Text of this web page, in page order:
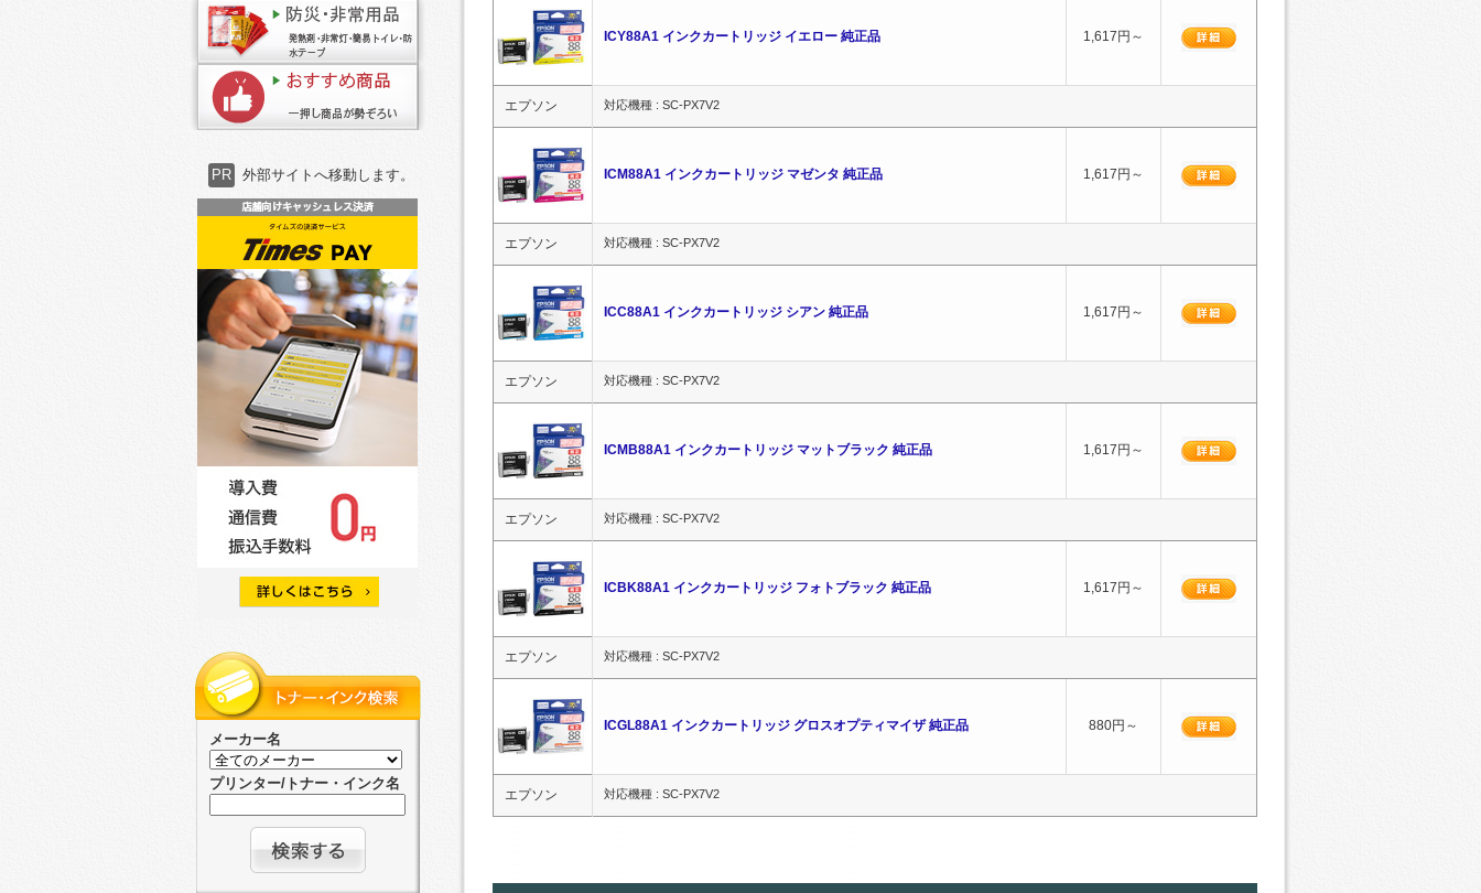
PR 外部サイトへ移動します。
メーカー名
プリンター/トナー・インク名
ICY88A1 インクカートリッジ イエロー 純正品 1,617円～
エプソン 対応機種 : SC-PX7V2
ICM88A1 インクカートリッジ マゼンタ 純正品 1,617円～
エプソン 対応機種 : SC-PX7V2
ICC88A1 インクカートリッジ シアン 純正品 1,617円～
エプソン 対応機種 : SC-PX7V2
ICMB88A1 インクカートリッジ マットブラック 純正品 1,617円～
エプソン 対応機種 : SC-PX7V2
ICBK88A1 インクカートリッジ フォトブラック 純正品 1,617円～
エプソン 対応機種 : SC-PX7V2
ICGL88A1 インクカートリッジ グロスオプティマイザ 純正品 880円～
エプソン 対応機種 : SC-PX7V2